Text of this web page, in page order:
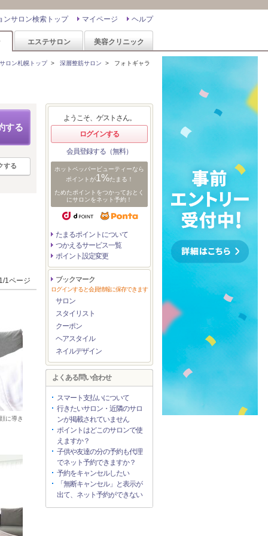
ヘルプ
マイページ
ンサロン検索トップ
エステサロン 美容クリニック
ロン札幌トップ> 深層整筋サロン > フォトギャラ
する
する
1ページ
に導き
ようこそ、ゲストさん。
ログインする
会員登録する（無料）
ホットペッパービューティーなら
ポイントが1%たまる！
ためたポイントをつかっておとく
にサロンをネット予約！
たまるポイントについて
つかえるサービス一覧
ポイント設定変更
ブックマーク
ログインすると会員情報に保存できます
サロン
スタイリスト
クーポン
ヘアスタイル
ネイルデザイン
よくある問い合わせ
スマート支払いについて
行きたいサロン・近隣のサロ
ンが掲載されていません
ポイントはどこのサロンで使
えますか？
子供や友達の分の予約も代理
でネット予約できますか？
予約をキャンセルしたい
「無断キャンセル」と表示が
出て、ネット予約ができない